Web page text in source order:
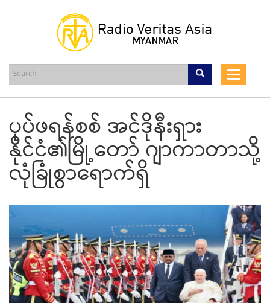
content
Toggle
ပုပ်ဖရန်စစ် အင်ဒိုနီးရှား
နိုင်ငံ၏မြို့တော် ဂျာကာတာသို့
လုံခြုံစွာရောက်ရှိ